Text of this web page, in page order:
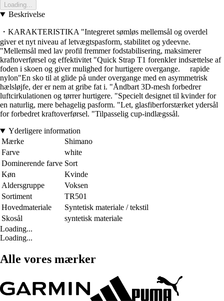
Loading...
Beskrivelse
・KARAKTERISTIKA "Integreret sømløs mellemsål og overdel
giver et nyt niveau af letvægtspasform, stabilitet og ydeevne.
"Mellemsål med lav profil fremmer fodstabilisering, maksimerer
kraftoverførsel og effektivitet "Quick Strap T1 forenkler indsættelse af
foden i skoen og giver mulighed for hurtigere overgange. rapide
nylon"En sko til at glide på under overgange med en asymmetrisk
hælsløjfe, der er nem at gribe fat i. "Åndbart 3D-mesh forbedrer
luftcirkulationen og tørrer hurtigere. "Specielt designet til kvinder for
en naturlig, mere behagelig pasform. "Let, glasfiberforstærket ydersål
for forbedret kraftoverførsel. "Tilpasselig cup-indlægssål.
Yderligere information
Mærke
Shimano
Farve
white
Dominerende farve Sort
Køn
Kvinde
Aldersgruppe
Voksen
Sortiment
TR501
Hovedmateriale
Syntetisk materiale / tekstil
Skosål
syntetisk materiale
Loading...
Loading...
Alle vores mærker